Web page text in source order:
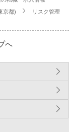
京都)
リスク管理
へ